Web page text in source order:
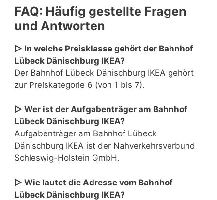
FAQ: Häufig gestellte Fragen
und Antworten
▷ In welche Preisklasse gehört der Bahnhof
Lübeck Dänischburg IKEA?
Der Bahnhof Lübeck Dänischburg IKEA gehört
zur Preiskategorie 6 (von 1 bis 7).
▷ Wer ist der Aufgabenträger am Bahnhof
Lübeck Dänischburg IKEA?
Aufgabenträger am Bahnhof Lübeck
Dänischburg IKEA ist der Nahverkehrsverbund
Schleswig-Holstein GmbH.
▷ Wie lautet die Adresse vom Bahnhof
Lübeck Dänischburg IKEA?